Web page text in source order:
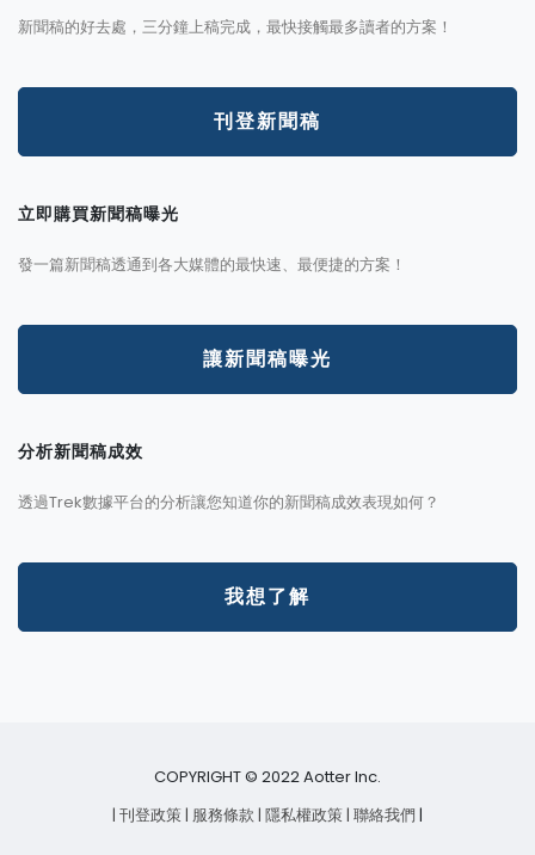
新聞稿的好去處，三分鐘上稿完成，最快接觸最多讀者的方案！
刊登新聞稿
立即購買新聞稿曝光
發一篇新聞稿透通到各大媒體的最快速、最便捷的方案！
讓新聞稿曝光
分析新聞稿成效
透過Trek數據平台的分析讓您知道你的新聞稿成效表現如何？
我想了解
COPYRIGHT © 2022 Aotter Inc.
| 刊登政策 | 服務條款 | 隱私權政策 | 聯絡我們 |